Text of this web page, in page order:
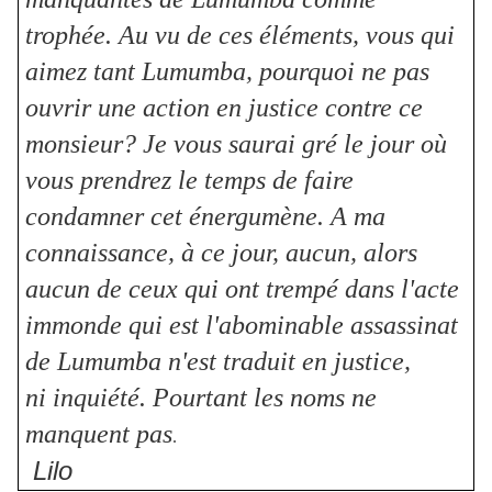
trophée. Au vu de ces éléments, vous qui
aimez tant Lumumba, pourquoi ne pas
ouvrir une action en justice contre ce
monsieur? Je vous saurai gré le jour où
vous prendrez le temps de faire
condamner cet énergumène. A ma
connaissance, à ce jour, aucun, alors
aucun de ceux qui ont trempé dans l'acte
immonde qui est l'abominable assassinat
de Lumumba n'est traduit en justice,
ni inquiété. Pourtant les noms ne
manquent pas.
Lilo